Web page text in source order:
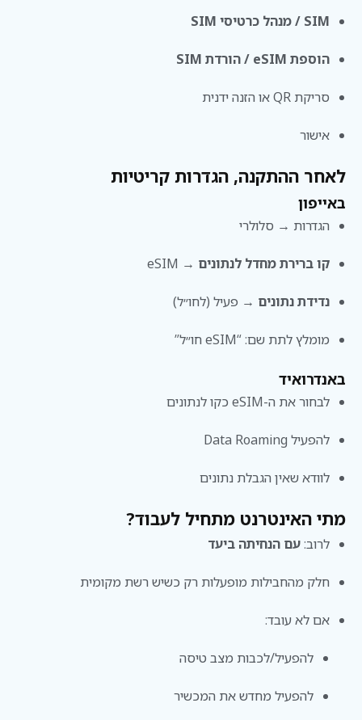
SIM / מנהל כרטיסי SIM
הוספת eSIM / הורדת SIM
סריקת QR או הזנה ידנית
אישור
לאחר ההתקנה, הגדרות קריטיות
באייפון
הגדרות → סלולרי
קו ברירת מחדל לנתונים → eSIM
נדידת נתונים → פעיל (לחו״ל)
מומלץ לתת שם: “eSIM חו״ל”
באנדרואיד
לבחור את ה-eSIM כקו לנתונים
להפעיל Data Roaming
לוודא שאין הגבלת נתונים
מתי האינטרנט מתחיל לעבוד?
לרוב:עם הנחיתה ביעד
חלק מהחבילות מופעלות רק כשיש רשת מקומית
אם לא עובד:
להפעיל/לכבות מצב טיסה
להפעיל מחדש את המכשיר